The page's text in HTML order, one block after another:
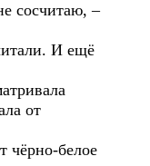
сосчитаю, –
И ещё
от
чёрно-белое